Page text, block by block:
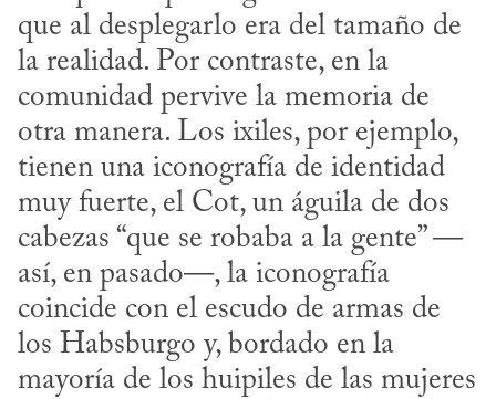
que al desplegarlo era del tamaño de
la realidad. Por contraste, en la
comunidad pervive la memoria de
otra manera. Los ixiles, por ejemplo,
tienen una iconografía de identidad
muy fuerte, el Cot, un águila de dos
cabezas “que se robaba a la gente” —
así, en pasado—, la iconografía
coincide con el escudo de armas de
los Habsburgo y, bordado en la
mayoría de los huipiles de las mujeres